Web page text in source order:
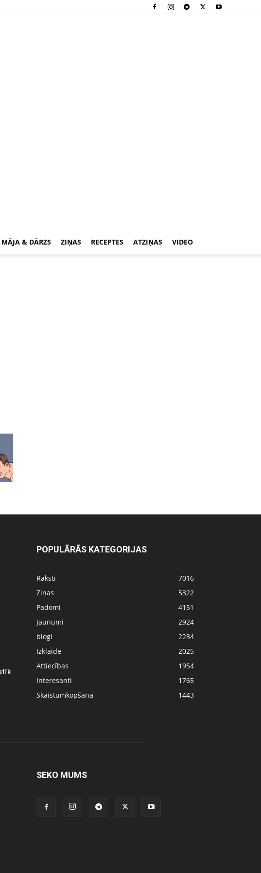
MĀJA & DĀRZS ZIŅAS RECEPTES ATZIŅAS VIDEO
POPULĀRĀS KATEGORIJAS
Raksti
7016
Ziņas
5322
Padomi
4151
Jaunumi
2924
blogi
2234
Izklaide
2025
Attiecības
1954
Interesanti
1765
Skaistumkopšana
1443
SEKO MUMS